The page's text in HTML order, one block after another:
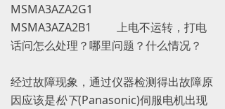
MSMA3AZA2G1
MSMA3AZA2B1 上电不运转，打电
话问怎么处理？哪里问题？什么情况？
经过故障现象，通过仪器检测得出故障原
因应该是松下(Panasonic)伺服电机出现